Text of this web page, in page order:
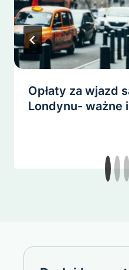
Opłaty za wjazd
Londynu- ważne